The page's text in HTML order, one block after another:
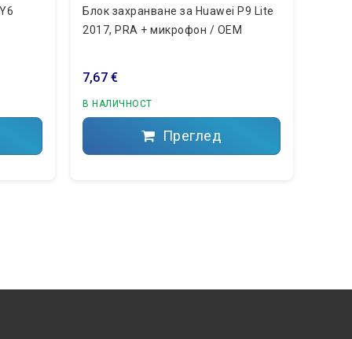
Блок захранване за Huawei P9 Lite
2017, PRA + микрофон / OEM
7,67 €
В НАЛИЧНОСТ
Преглед